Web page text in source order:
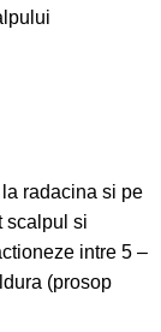
radacina si pe
scalpul si
intre 5 –
(prosop